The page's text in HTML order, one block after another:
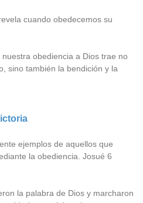
cuando obedecemos su
obediencia a Dios trae no
sino también la bendición y la
ejemplos de aquellos que
la obediencia. Josué 6
la palabra de Dios y marcharon